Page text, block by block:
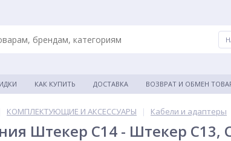
КАК КУПИТЬ ДОСТАВКА ВОЗВРАТ И ОБМЕН
КОМПЛЕКТУЮЩИЕ И АКСЕССУАРЫ | Кабели и адаптеры
Штекер C14 - Штекер C13,